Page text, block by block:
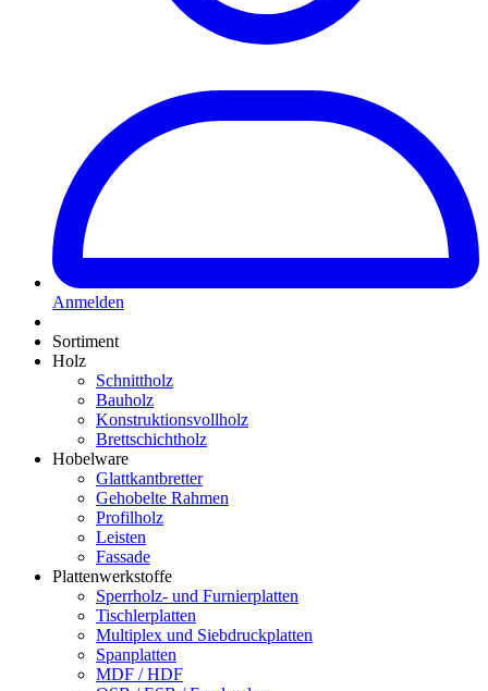
Anmelden
Sortiment
Holz
Schnittholz
Bauholz
Konstruktionsvollholz
Brettschichtholz
Hobelware
Glattkantbretter
Gehobelte Rahmen
Profilholz
Leisten
Fassade
Plattenwerkstoffe
Sperrholz- und Furnierplatten
Tischlerplatten
Multiplex und Siebdruckplatten
Spanplatten
MDF / HDF